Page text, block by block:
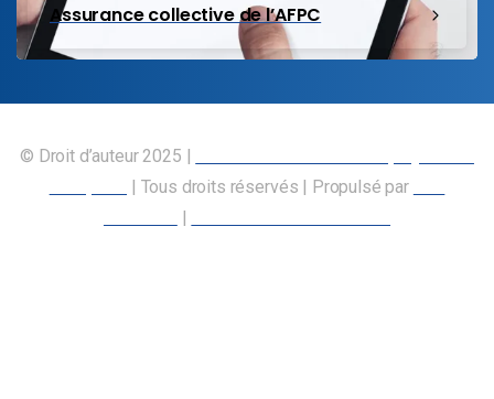
Assurance collective de l’AFPC
© Droit d’auteur 2025 |
| Tous droits réservés | Propulsé par
|